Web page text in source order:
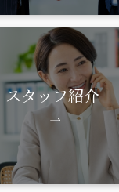
スタッフ紹介